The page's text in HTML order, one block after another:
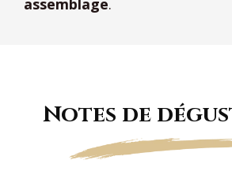
Notes de